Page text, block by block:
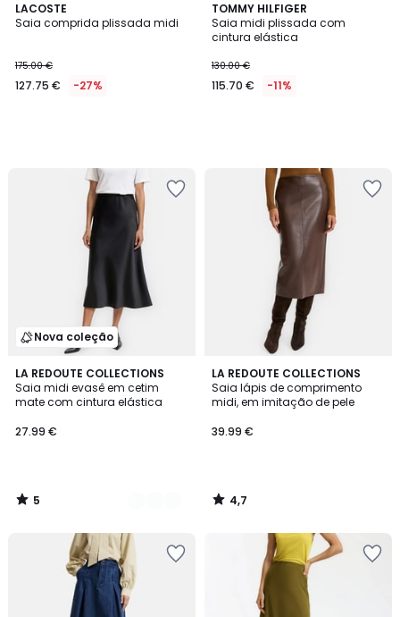
LACOSTE
Saia comprida plissada midi
175.00 €
127.75 € -27%
TOMMY HILFIGER
Saia midi plissada com
cintura elástica
130.00 €
115.70 € -11%
Nova coleção
LA REDOUTE COLLECTIONS
Saia midi evasê em cetim
mate com cintura elástica
27.99 €
5
/
5
3
Cores
5
/
LA REDOUTE COLLECTIONS
Saia lápis de comprimento
midi, em imitação de pele
39.99 €
4,7
/ 5
4,7
/